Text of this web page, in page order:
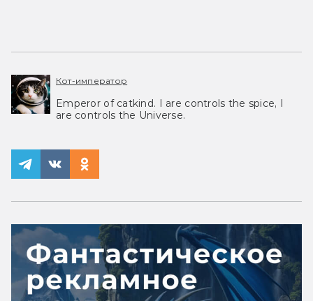
Кот-император
Emperor of catkind. I are controls the spice, I
are controls the Universe.